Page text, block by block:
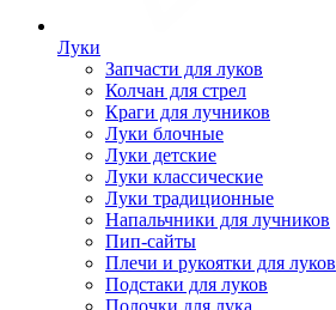
Луки
Запчасти для луков
Колчан для стрел
Краги для лучников
Луки блочные
Луки детские
Луки классические
Луки традиционные
Напальчники для лучников
Пип-сайты
Плечи и рукоятки для луков
Подстаки для луков
Полочки для лука